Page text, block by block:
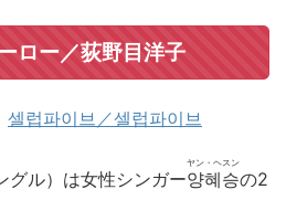
ロー／荻野目洋子
셀럽파이브／셀럽파이브
グル）は女性シンガー양혜승
ヤン・ヘスン
の2